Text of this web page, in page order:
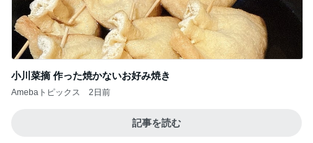
小川菜摘 作った焼かないお好み焼き
Amebaトピックス 2日前
記事を読む